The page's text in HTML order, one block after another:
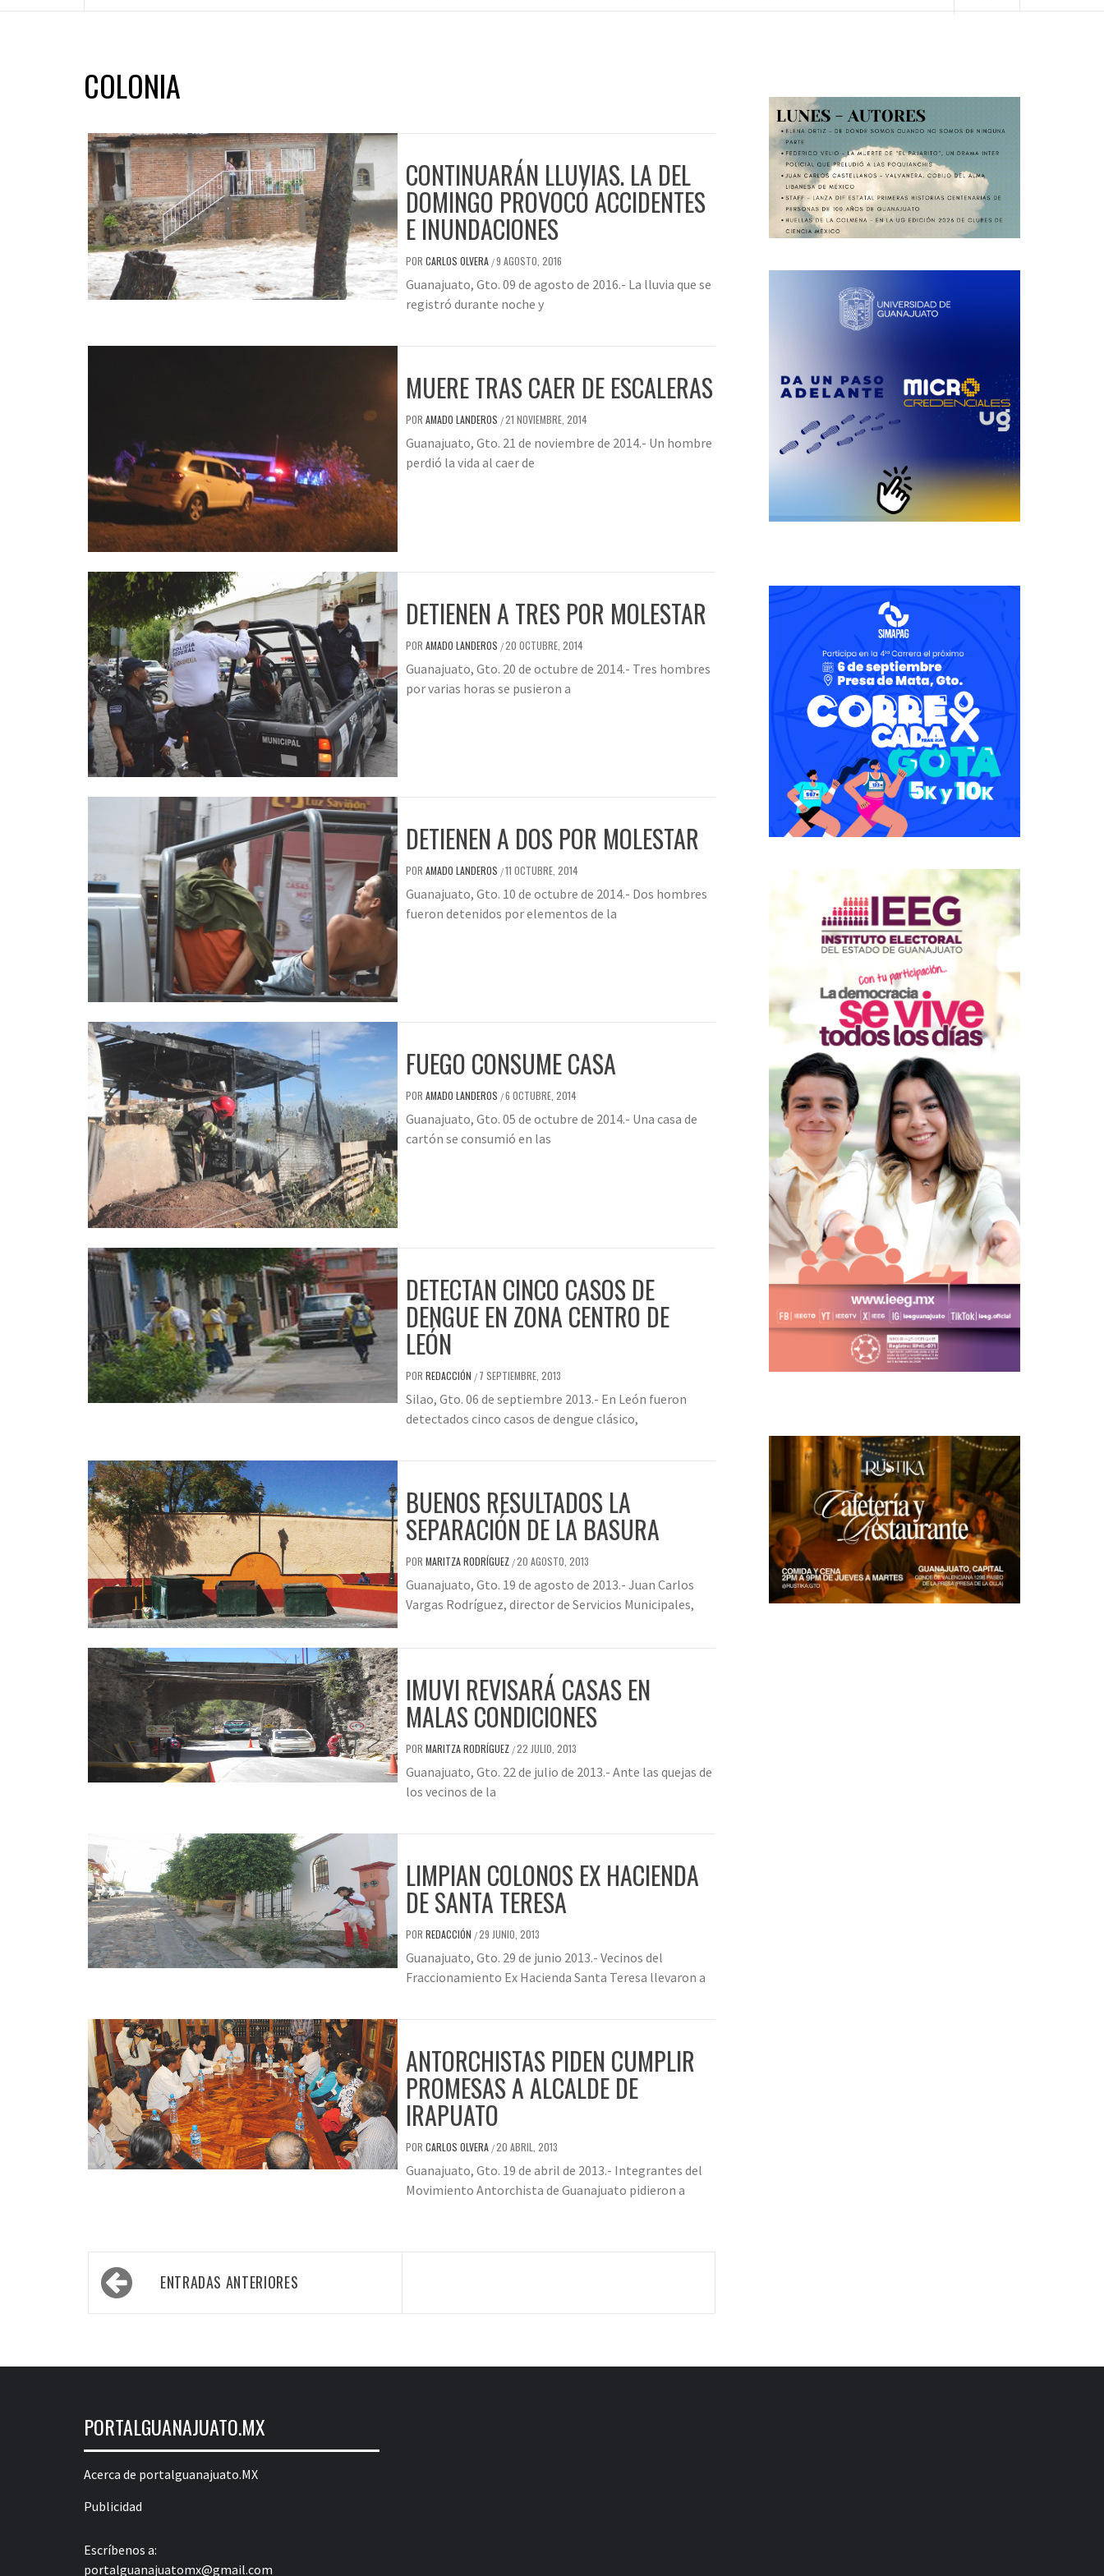
COLONIA
CONTINUARÁN LLUVIAS. LA DEL
DOMINGO PROVOCÓ ACCIDENTES
E INUNDACIONES
POR CARLOS OLVERA /9 AGOSTO, 2016
Guanajuato, Gto. 09 de agosto de 2016.- La lluvia que se
registró durante noche y
MUERE TRAS CAER DE ESCALERAS
POR AMADO LANDEROS /21 NOVIEMBRE, 2014
Guanajuato, Gto. 21 de noviembre de 2014.- Un hombre
perdió la vida al caer de
DETIENEN A TRES POR MOLESTAR
POR AMADO LANDEROS /20 OCTUBRE, 2014
Guanajuato, Gto. 20 de octubre de 2014.- Tres hombres
por varias horas se pusieron a
DETIENEN A DOS POR MOLESTAR
POR AMADO LANDEROS /11 OCTUBRE, 2014
Guanajuato, Gto. 10 de octubre de 2014.- Dos hombres
fueron detenidos por elementos de la
FUEGO CONSUME CASA
POR AMADO LANDEROS /6 OCTUBRE, 2014
Guanajuato, Gto. 05 de octubre de 2014.- Una casa de
cartón se consumió en las
DETECTAN CINCO CASOS DE
DENGUE EN ZONA CENTRO DE
LEÓN
POR REDACCIÓN / 7 SEPTIEMBRE, 2013
Silao, Gto. 06 de septiembre 2013.- En León fueron
detectados cinco casos de dengue clásico,
BUENOS RESULTADOS LA
SEPARACIÓN DE LA BASURA
POR MARITZA RODRÍGUEZ /20 AGOSTO, 2013
Guanajuato, Gto. 19 de agosto de 2013.- Juan Carlos
Vargas Rodríguez, director de Servicios Municipales,
IMUVI REVISARÁ CASAS EN
MALAS CONDICIONES
POR MARITZA RODRÍGUEZ /22 JULIO, 2013
Guanajuato, Gto. 22 de julio de 2013.- Ante las quejas de
los vecinos de la
LIMPIAN COLONOS EX HACIENDA
DE SANTA TERESA
POR REDACCIÓN /29 JUNIO, 2013
Guanajuato, Gto. 29 de junio 2013.- Vecinos del
Fraccionamiento Ex Hacienda Santa Teresa llevaron a
ANTORCHISTAS PIDEN CUMPLIR
PROMESAS A ALCALDE DE
IRAPUATO
POR CARLOS OLVERA /20 ABRIL, 2013
Guanajuato, Gto. 19 de abril de 2013.- Integrantes del
Movimiento Antorchista de Guanajuato pidieron a
Navegación
de ENTRADAS ANTERIORES
PORTALGUANAJUATO.MX
Acerca de portalguanajuato.MX
Publicidad
Escríbenos a:
portalguanajuatomx@gmail.com